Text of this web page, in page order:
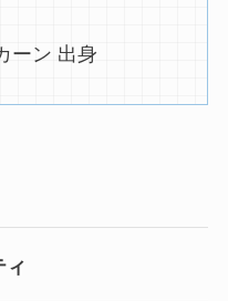
ーン 出身
ィ